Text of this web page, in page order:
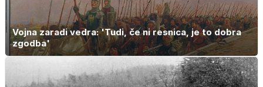
Vojna zaradi vedra: 'Tudi, če ni resnica, je to dobra
zgodba'